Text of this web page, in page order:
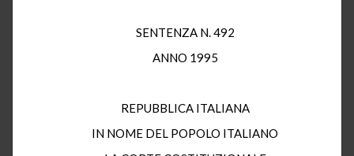
SENTENZA N. 492
ANNO 1995
REPUBBLICA ITALIANA
IN NOME DEL POPOLO ITALIANO